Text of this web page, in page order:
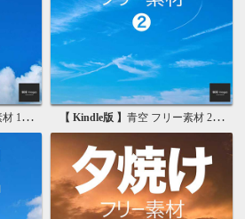
真素材集 【 Kindle版 】 青空 フリー素材 2 無料で使える画像素材集